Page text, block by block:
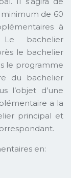
de 60
à
bachelier
le bachelier
le programme
du bachelier
l’objet d’une
a la
principal et
en: